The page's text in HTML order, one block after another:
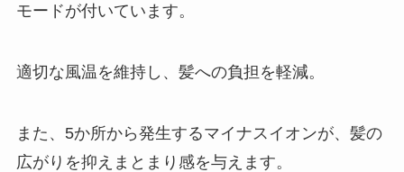
モードが付いています。
適切な風温を維持し、髪への負担を軽減。
また、5か所から発生するマイナスイオンが、髪の
広がりを抑えまとまり感を与えます。